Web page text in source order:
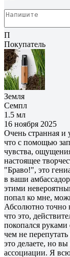
П
Покупатель
Земля
Семпл
1.5 мл
16 ноября 2025
Очень странная и
что с помощью
чувства,
настоящее
"Браво!", это
в ваши
этими
попал ко мне,
Абсолютно точно
что это,
покопался
чем не
это делаете, но
ассоциации. Я